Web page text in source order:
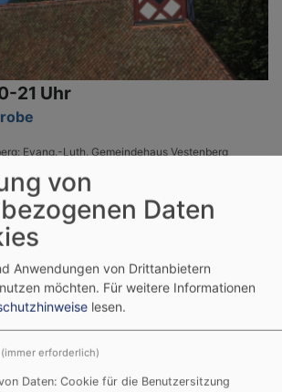
21 Uhr
Evang.-Luth. Gemeindehaus Vestenberg
von
Daten
Anwendungen von Drittanbietern
möchten. Für weitere Informationen
lesen.
(immer erforderlich)
Daten: Cookie für die Benutzersitzung